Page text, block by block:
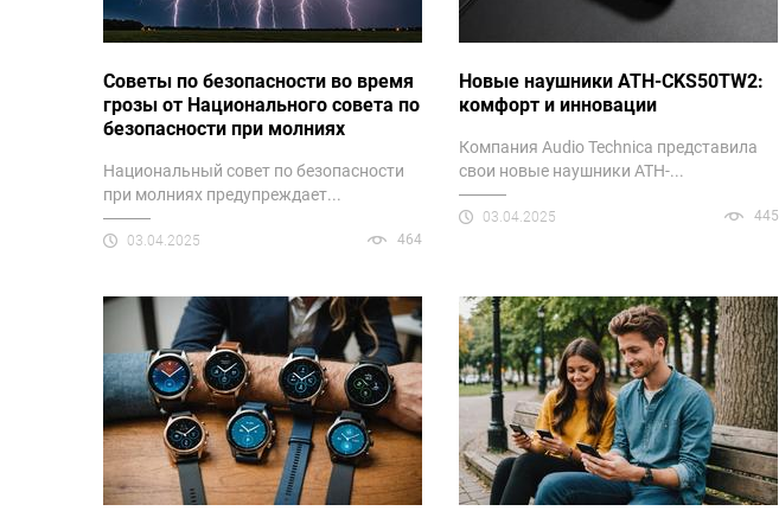
Советы по безопасности во время
грозы от Национального совета по
безопасности при молниях
Национальный совет по безопасности
при молниях предупреждает...
03.04.2025 464
Новые наушники ATH-CKS50TW2:
комфорт и инновации
Компания Audio Technica представила
свои новые наушники ATH-...
03.04.2025 445